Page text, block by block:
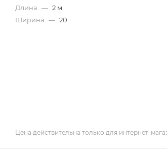
Длина — 2 м
Ширина — 20
Цена действительна только для интернет-